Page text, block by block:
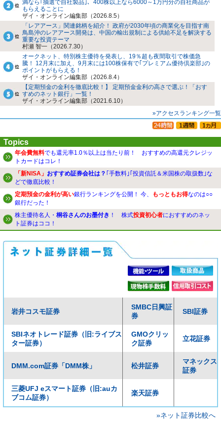
満なら｢抽選で自社製品｣、400株以上なら6000～1万円分の自社商品が
もらえることに
ザイ・オンライン編集部（2026.8.5）
「レアアース」関連銘柄を紹介！ 政府が2030年頃の商業化を目指す南
鳥島沖のレアアース開発は、中国の輸出規制による供給不足を解決する
重要な投資テーマ
村瀬 智一（2026.7.30）
オークネット、特別株主優待を発表し、19％超も夜間取引で株価急
騰！ 12月末に加え、9月末には100株保有で｢プレミアム優待倶楽部｣の
ポイントがもらえる！
ザイ・オンライン編集部（2026.8.4）
【定期預金の金利を徹底比較！】 定期預金金利の高さで選ぶ！「おす
すめのネット銀行」一覧！
ザイ・オンライン編集部（2021.6.10）
»アクセスランキング一覧
Topics
年会費無料でも還元率1.0％以上は当たり前！ おすすめの高還元クレジッ
トカードはコレ！
「新NISA」 おすすめ証券会社は？ ｢手数料｣｢投資信託＆米国株の取扱数｣な
どで徹底比較！
定期預金の金利が高い銀行ランキングを公開！ 今、 もっともお得なのは○○
銀行だった！
株主優待名人・ 桐谷さんのお墨付き ！ 株式投資初心者におすすめのネッ
ト証券はココ！
岩井コスモ証券
SMBC日興証
券
SBI証券
SBIネオトレード証券（旧:ライブス
ター証券）
GMOクリッ
ク証券
立花証券
DMM.com証券「DMM株」 松井証券
マネックス
証券
三菱UFJ eスマート証券（旧:auカ
ブコム証券）
楽天証券
»ネット証券比較へ